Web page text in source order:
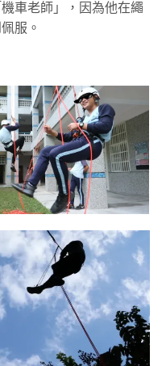
機車老師」，因為他在繩
服。